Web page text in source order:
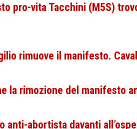
pro-vita Tacchini (M5S)
rimuove il manifesto.
la rimozione del manifesto
anti-abortista davanti